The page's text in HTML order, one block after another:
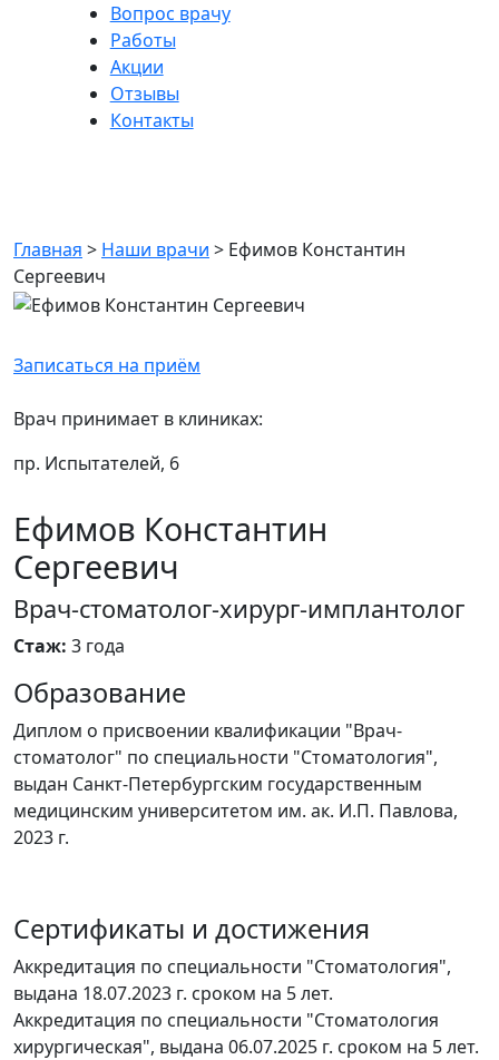
Вопрос врачу
Работы
Акции
Отзывы
Контакты
Главная > Наши врачи > Ефимов Константин
Сергеевич
Записаться на приём
Врач принимает в клиниках:
пр. Испытателей, 6
Ефимов Константин
Сергеевич
Врач-стоматолог-хирург-имплантолог
Стаж: 3 года
Образование
Диплом о присвоении квалификации "Врач-
стоматолог" по специальности "Стоматология",
выдан Санкт-Петербургским государственным
медицинским университетом им. ак. И.П. Павлова,
2023 г.
Сертификаты и достижения
Аккредитация по специальности "Стоматология",
выдана 18.07.2023 г. сроком на 5 лет.
Аккредитация по специальности "Стоматология
хирургическая", выдана 06.07.2025 г. сроком на 5 лет.